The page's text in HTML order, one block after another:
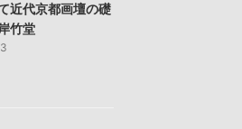
近代京都画壇の礎
竹堂